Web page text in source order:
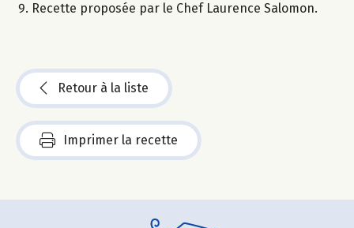
Recette proposée par le Chef Laurence Salomon.
Retour à la liste
Imprimer la recette